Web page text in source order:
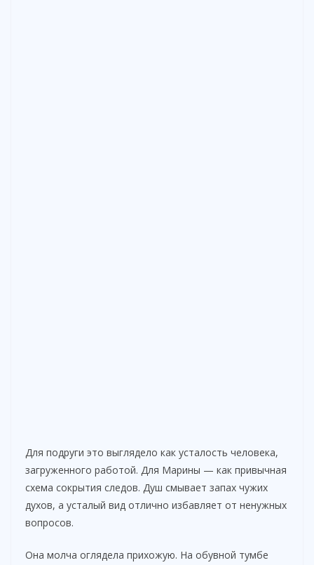
Для подруги это выглядело как усталость человека,
загруженного работой. Для Марины — как привычная
схема сокрытия следов. Душ смывает запах чужих
духов, а усталый вид отлично избавляет от ненужных
вопросов.
Она молча оглядела прихожую. На обувной тумбе